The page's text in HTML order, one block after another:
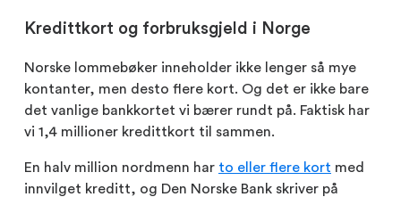
Kredittkort og forbruksgjeld i Norge
Norske lommebøker inneholder ikke lenger så mye
kontanter, men desto flere kort. Og det er ikke bare
det vanlige bankkortet vi bærer rundt på. Faktisk har
vi 1,4 millioner kredittkort til sammen.
En halv million nordmenn har to eller flere kort med
innvilget kreditt, og Den Norske Bank skriver på